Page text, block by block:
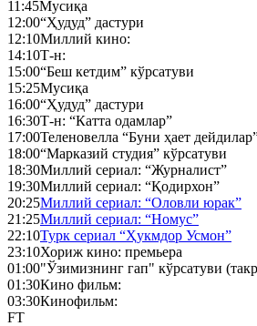
11:45Мусиқа
12:00“Ҳудуд” дастури
12:10Миллий кино:
14:10Т-н:
15:00“Беш кетдим” кўрсатуви
15:25Мусиқа
16:00“Ҳудуд” дастури
16:30Т-н: “Катта одамлар”
17:00Теленовелла “Буни ҳает
18:00“Марказий студия” кўрсатуви
18:30Миллий сериал: “Журналист”
19:30Миллий сериал: “Қодирхон”
20:25Миллий сериал: “Оловли юрак”
21:25Миллий сериал: “Номус”
22:10Турк сериал “Ҳукмдор Усмон”
23:10Хориж кино: премьера
01:00"Ўзимизнинг гап" кўрсатуви
01:30Кино фильм:
03:30Кинофильм:
FT